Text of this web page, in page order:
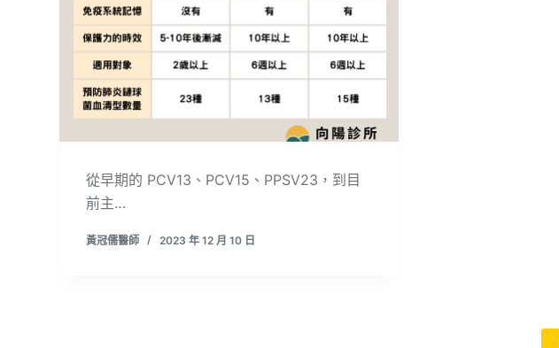
從早期的 PCV13、PCV15、PPSV23，到目
前主…
黃冠儒醫師 2023 年 12 月 10 日